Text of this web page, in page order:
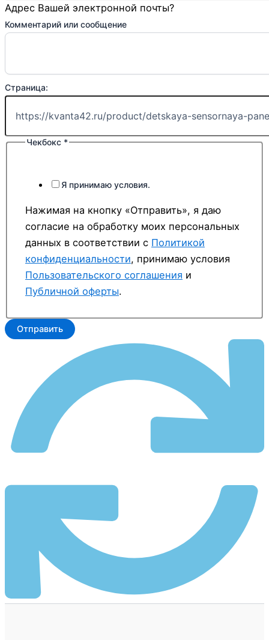
Адрес Вашей электронной почты?
Комментарий или сообщение
Страница:
Чекбокс *
Я принимаю условия.
Нажимая на кнопку «Отправить», я даю
согласие на обработку моих персональных
данных в соответствии с Политикой
конфиденциальности, принимаю условия
Пользовательского соглашения и
Публичной оферты.
Отправить